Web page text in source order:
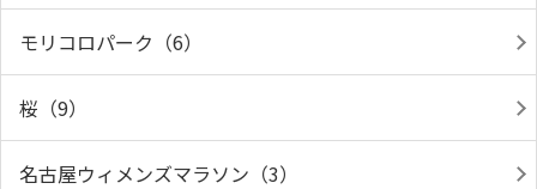
モリコロパーク（6）
桜（9）
名古屋ウィメンズマラソン（3）